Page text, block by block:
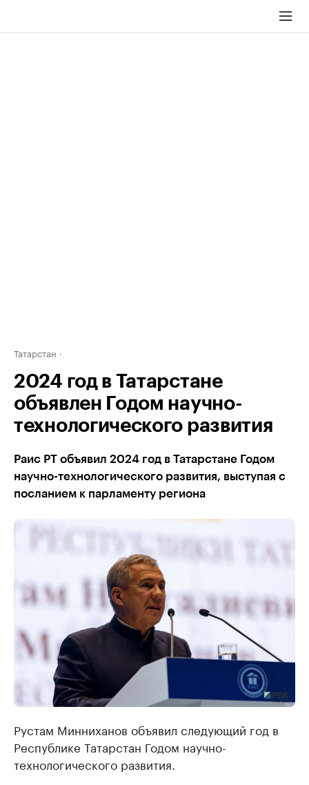
Татарстан
2024 год в Татарстане
объявлен Годом научно-
технологического развития
Раис РТ объявил 2024 год в Татарстане Годом
научно-технологического развития, выступая с
посланием к парламенту региона
Рустам Минниханов объявил следующий год в
Республике Татарстан Годом научно-
технологического развития.